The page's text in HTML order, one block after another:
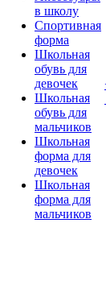
в школу
Спортивная
форма
Школьная
обувь для
девочек
Школьная
обувь для
мальчиков
Школьная
форма для
девочек
Школьная
форма для
мальчиков